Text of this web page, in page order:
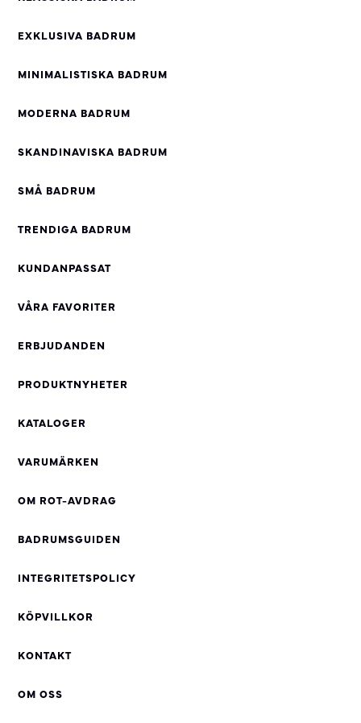
EXKLUSIVA BADRUM
MINIMALISTISKA BADRUM
MODERNA BADRUM
SKANDINAVISKA BADRUM
SMÅ BADRUM
TRENDIGA BADRUM
KUNDANPASSAT
VÅRA FAVORITER
ERBJUDANDEN
PRODUKTNYHETER
KATALOGER
VARUMÄRKEN
OM ROT-AVDRAG
BADRUMSGUIDEN
INTEGRITETSPOLICY
KÖPVILLKOR
KONTAKT
OM OSS